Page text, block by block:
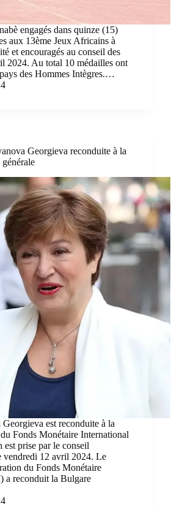
engagés dans quinze (15)
aux 13ème Jeux Africains à
et encouragés au conseil des
2024. Au total 10 médailles ont
des Hommes Intègres.…
Georgieva reconduite à la
est reconduite à la
Fonds Monétaire International
prise par le conseil
vendredi 12 avril 2024. Le
du Fonds Monétaire
a reconduit la Bulgare